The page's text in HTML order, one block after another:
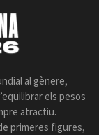
al gènere,
els pesos
atractiu.
primeres figures,